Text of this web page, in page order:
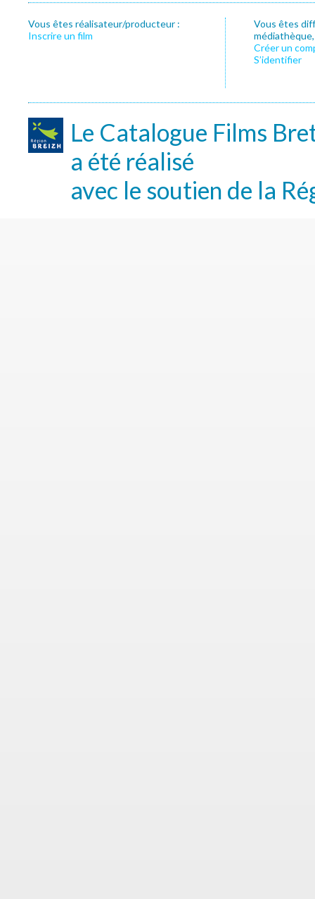
Vous êtes réalisateur/producteur :
Inscrire un film
Vous êtes
Créer un
S’identifier
Le Catalogue Films
a été réalisé
avec le soutien de la